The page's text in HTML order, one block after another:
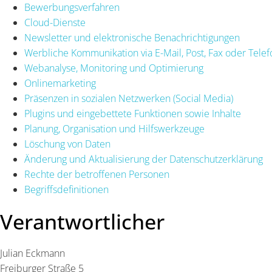
Bewerbungsverfahren
Cloud-Dienste
Newsletter und elektronische Benachrichtigungen
Werbliche Kommunikation via E-Mail, Post, Fax oder
Webanalyse, Monitoring und Optimierung
Onlinemarketing
Präsenzen in sozialen Netzwerken (Social Media)
Plugins und eingebettete Funktionen sowie Inhalte
Planung, Organisation und Hilfswerkzeuge
Löschung von Daten
Änderung und Aktualisierung der Datenschutzerklärung
Rechte der betroffenen Personen
Begriffsdefinitionen
Verantwortlicher
Julian Eckmann
Freiburger Straße 5